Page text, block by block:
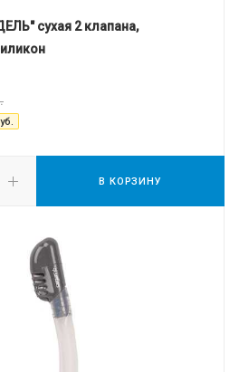
сухая 2 клапана,
В КОРЗИНУ